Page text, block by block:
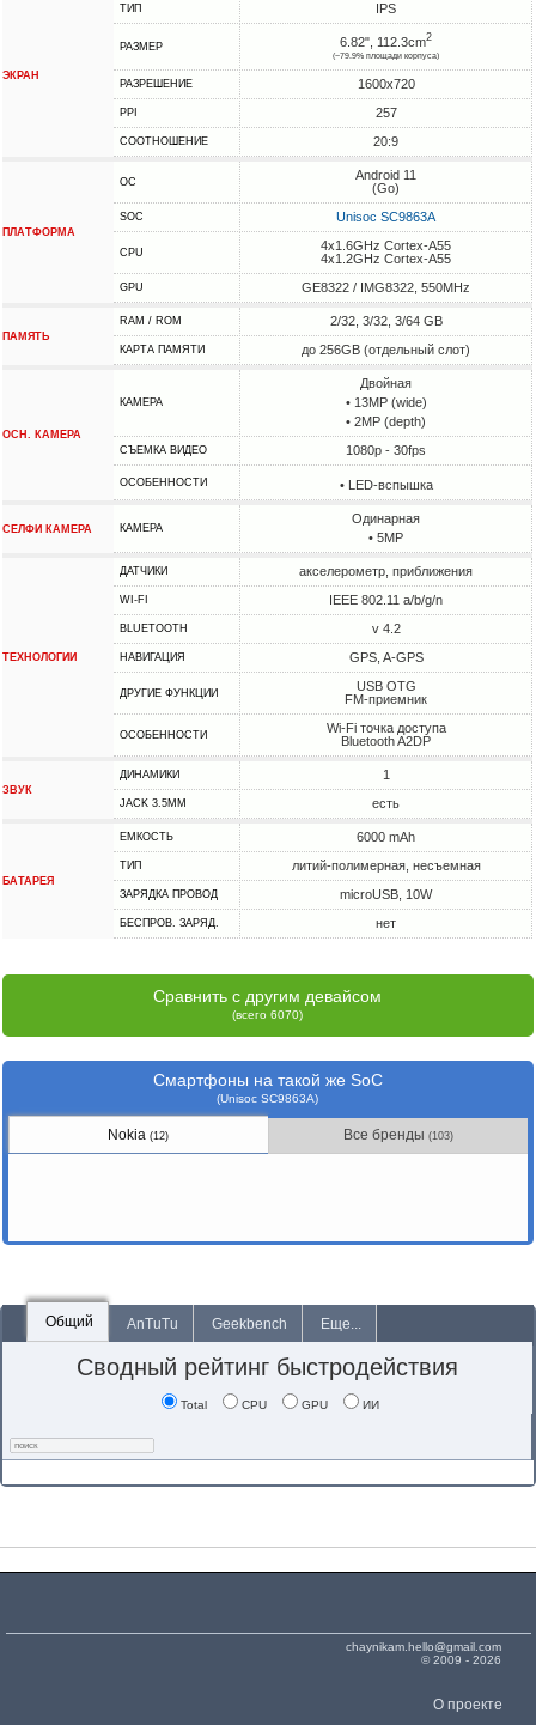
ЭКРАН
ТИП IPS
РАЗМЕР 6.82", 112.3cm2
(~79.9% площади корпуса)
РАЗРЕШЕНИЕ 1600x720
PPI 257
СООТНОШЕНИЕ 20:9
ПЛАТФОРМА
ОС
Android 11
(Go)
SOC Unisoc SC9863A
CPU
4x1.6GHz Cortex-A55
4x1.2GHz Cortex-A55
GPU GE8322 / IMG8322, 550MHz
ПАМЯТЬ
RAM / ROM 2/32, 3/32, 3/64 GB
КАРТА ПАМЯТИ до 256GB (отдельный слот)
ОСН. КАМЕРА
КАМЕРА
Двойная
• 13MP (wide)
• 2MP (depth)
СЪЕМКА ВИДЕО 1080p - 30fps
ОСОБЕННОСТИ • LED-вспышка
СЕЛФИ КАМЕРА КАМЕРА
Одинарная
• 5MP
ТЕХНОЛОГИИ
ДАТЧИКИ акселерометр, приближения
WI-FI IEEE 802.11 a/b/g/n
BLUETOOTH v 4.2
НАВИГАЦИЯ GPS, A-GPS
ДРУГИЕ ФУНКЦИИ
USB OTG
FM-приемник
ОСОБЕННОСТИ
Wi-Fi точка доступа
Bluetooth A2DP
ЗВУК
ДИНАМИКИ 1
JACK 3.5MM есть
БАТАРЕЯ
ЕМКОСТЬ 6000 mAh
ТИП литий-полимерная, несъемная
ЗАРЯДКА ПРОВОД microUSB, 10W
БЕСПРОВ. ЗАРЯД. нет
Сравнить с другим девайсом
(всего 6070)
Смартфоны на такой же SoC
(Unisoc SC9863A)
Nokia(12) Все бренды (103)
Общий AnTuTu Geekbench Еще...
Сводный рейтинг быстродействия
Total CPU GPU ИИ
chaynikam.hello@gmail.com
© 2009 - 2026
О проекте